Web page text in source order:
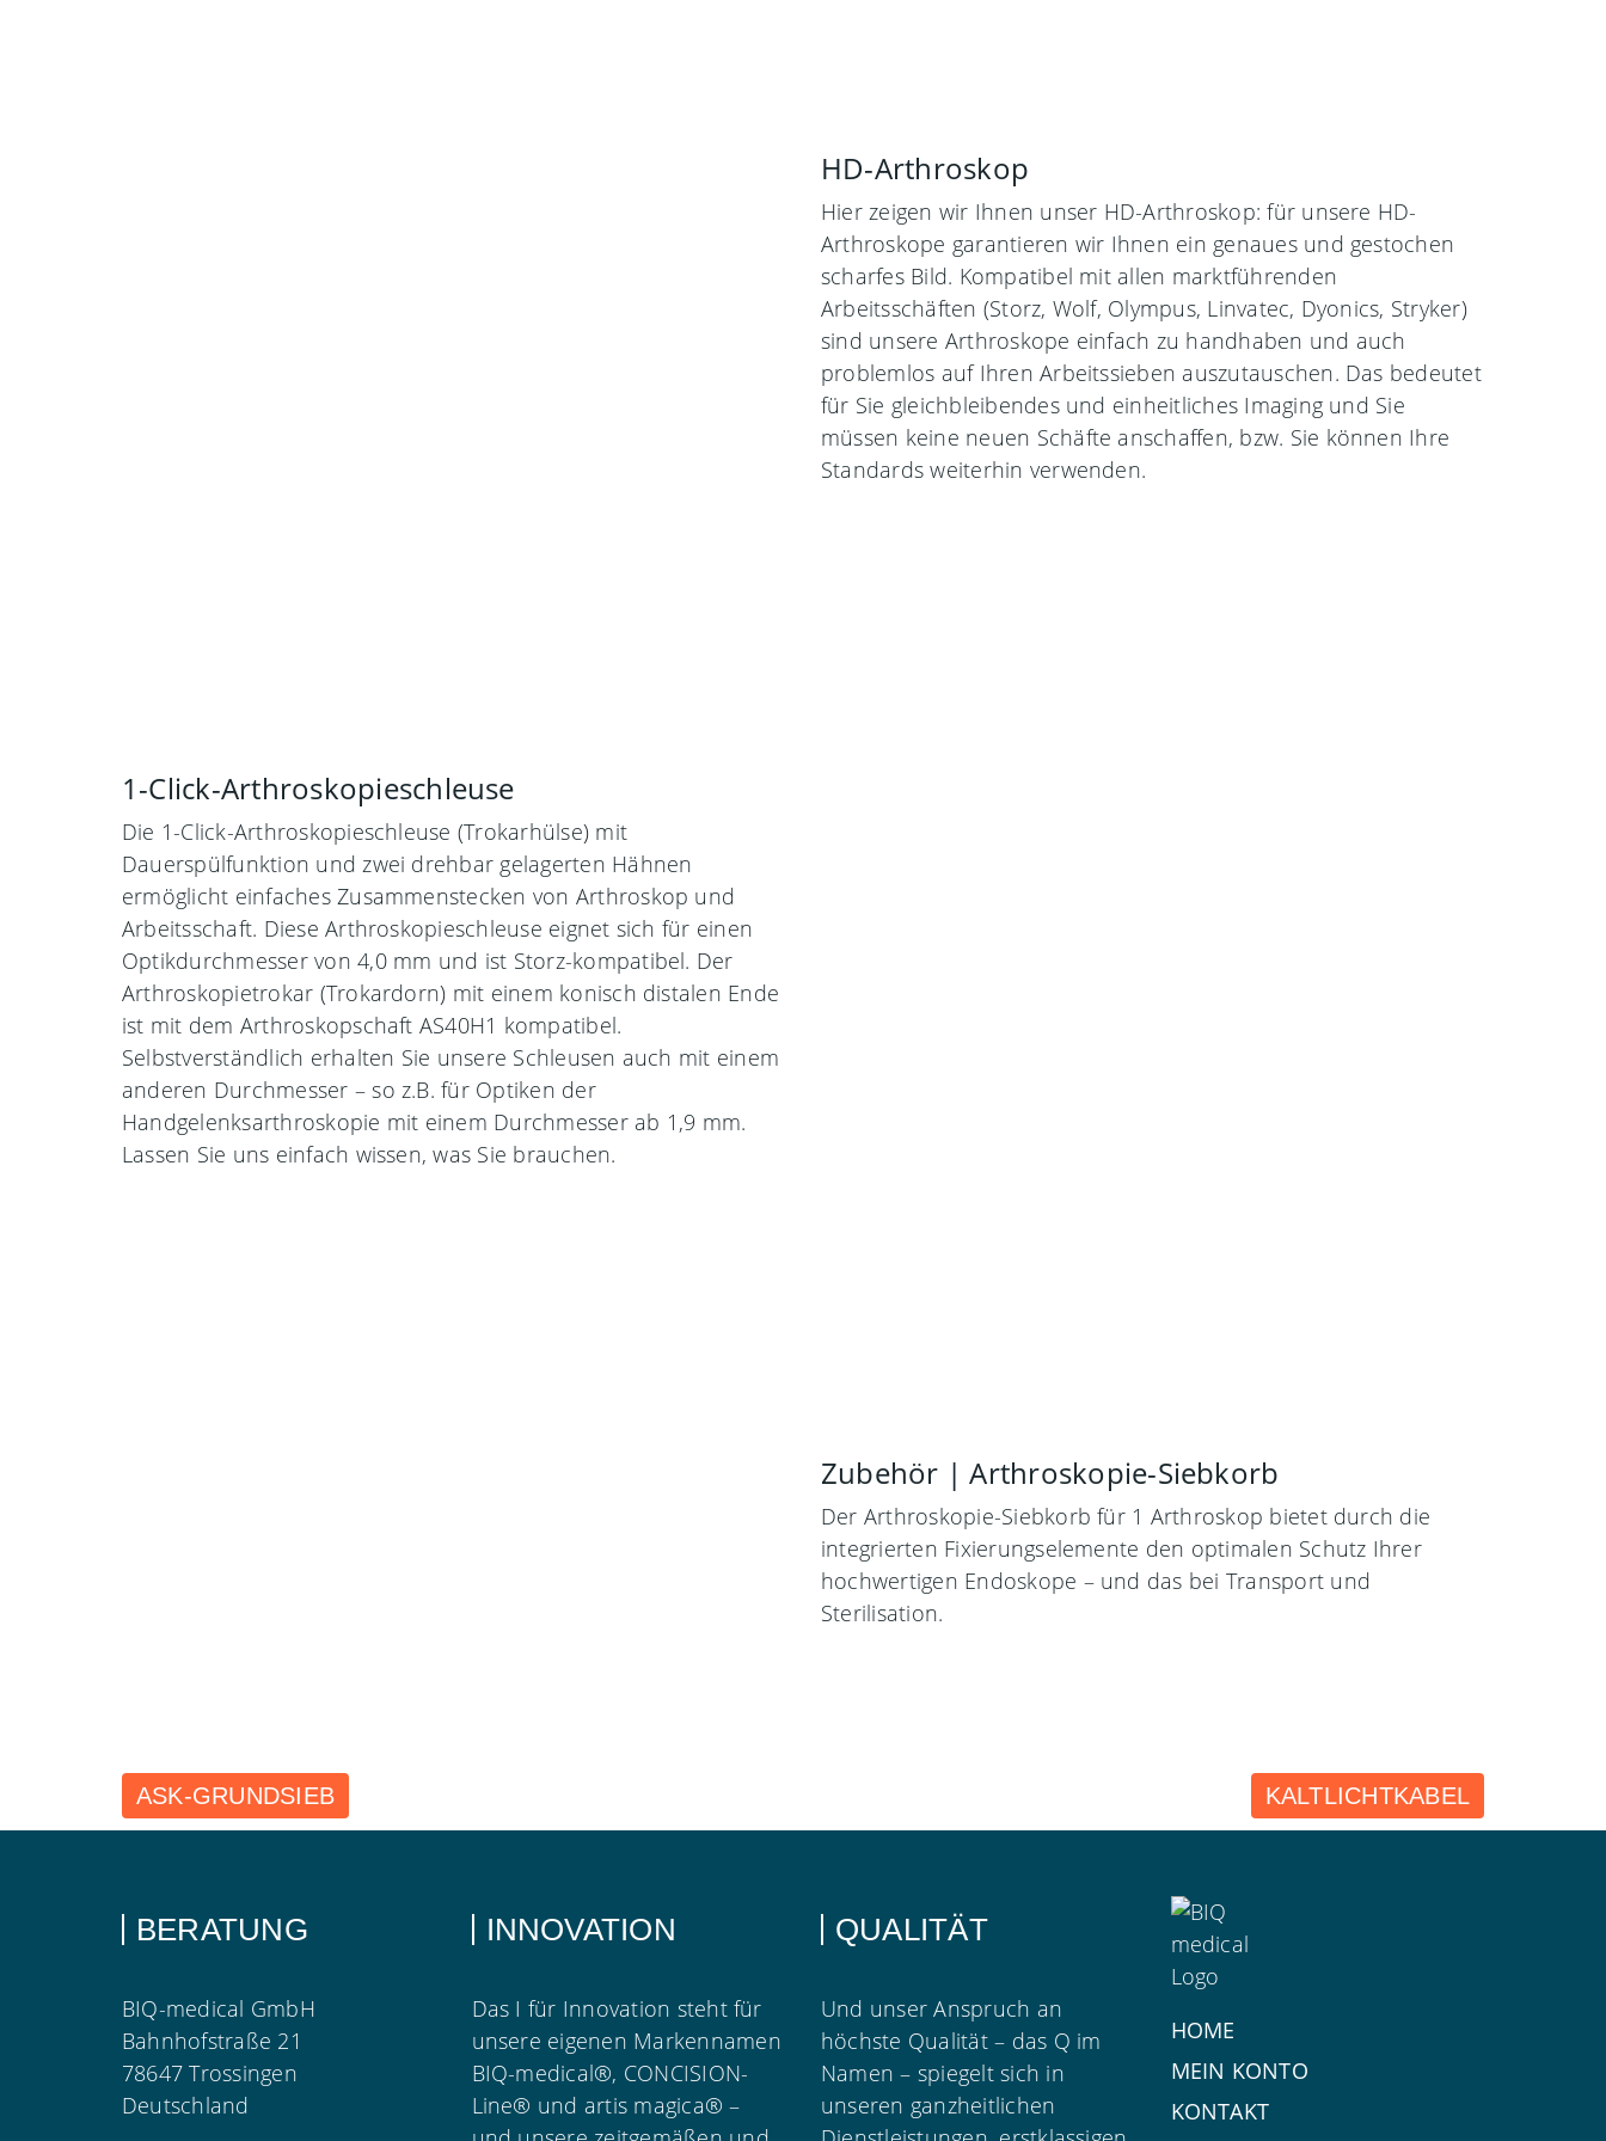
HD-Arthroskop
Hier zeigen wir Ihnen unser HD-Arthroskop: für unsere HD-
Arthroskope garantieren wir Ihnen ein genaues und gestochen
scharfes Bild. Kompatibel mit allen marktführenden
Arbeitsschäften (Storz, Wolf, Olympus, Linvatec, Dyonics, Stryker)
sind unsere Arthroskope einfach zu handhaben und auch
problemlos auf Ihren Arbeitssieben auszutauschen. Das bedeutet
für Sie gleichbleibendes und einheitliches Imaging und Sie
müssen keine neuen Schäfte anschaffen, bzw. Sie können Ihre
Standards weiterhin verwenden.
1-Click-Arthroskopieschleuse
Die 1-Click-Arthroskopieschleuse (Trokarhülse) mit
Dauerspülfunktion und zwei drehbar gelagerten Hähnen
ermöglicht einfaches Zusammenstecken von Arthroskop und
Arbeitsschaft. Diese Arthroskopieschleuse eignet sich für einen
Optikdurchmesser von 4,0 mm und ist Storz-kompatibel. Der
Arthroskopietrokar (Trokardorn) mit einem konisch distalen Ende
ist mit dem Arthroskopschaft AS40H1 kompatibel.
Selbstverständlich erhalten Sie unsere Schleusen auch mit einem
anderen Durchmesser – so z.B. für Optiken der
Handgelenksarthroskopie mit einem Durchmesser ab 1,9 mm.
Lassen Sie uns einfach wissen, was Sie brauchen.
Zubehör | Arthroskopie-Siebkorb
Der Arthroskopie-Siebkorb für 1 Arthroskop bietet durch die
integrierten Fixierungselemente den optimalen Schutz Ihrer
hochwertigen Endoskope – und das bei Transport und
Sterilisation.
ASK-GRUNDSIEB KALTLICHTKABEL
BERATUNG
BIQ-medical GmbH
Bahnhofstraße 21
78647 Trossingen
Deutschland
INNOVATION
Das I für Innovation steht für
unsere eigenen Markennamen
BIQ-medical®, CONCISION-
Line® und artis magica® –
QUALITÄT
Und unser Anspruch an
höchste Qualität – das Q im
Namen – spiegelt sich in
unseren ganzheitlichen
HOME
MEIN KONTO
KONTAKT